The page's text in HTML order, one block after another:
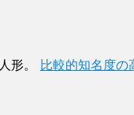
形。 比較的知名度の